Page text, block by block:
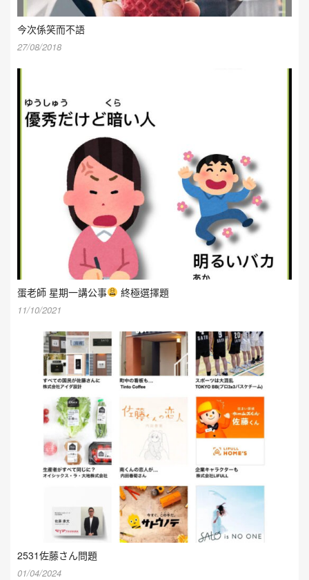
今次係笑而不語
27/08/2018
蛋老師 星期一講公事 終極選擇題
11/10/2021
2531佐藤さん問題
01/04/2024